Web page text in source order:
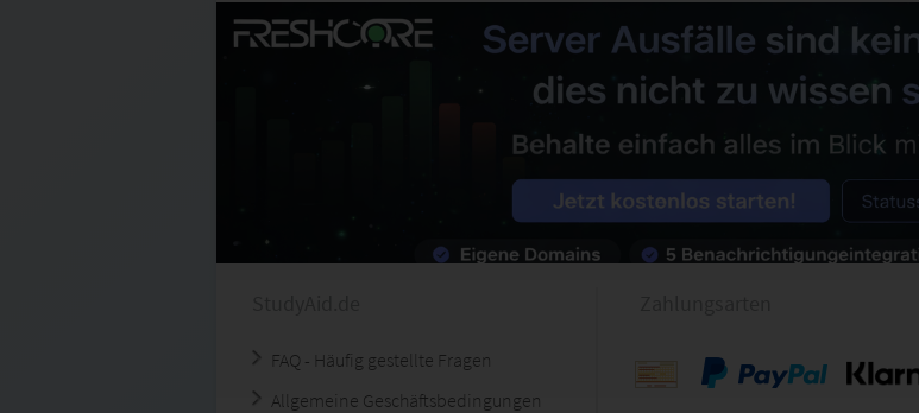
FAQ - Häufig gestellte Fragen
Allgemeine Geschäftsbedingungen